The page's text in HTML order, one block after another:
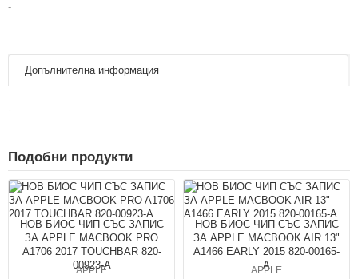
-
Допълнителна информация
-
Подобни продукти
НОВ БИОС ЧИП СЪС ЗАПИС
ЗА APPLE MACBOOK PRO
A1706 2017 TOUCHBAR 820-
00923-A
APPLE
НОВ БИОС ЧИП СЪС ЗАПИС
ЗА APPLE MACBOOK AIR 13"
A1466 EARLY 2015 820-00165-
A
APPLE